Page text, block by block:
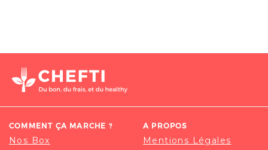
COMMENT ÇA MARCHE ?
Nos Box
A PROPOS
Mentions Légales